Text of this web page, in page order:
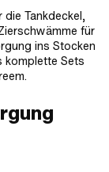
Tankdeckel,
für
ins Stocken
komplette Sets